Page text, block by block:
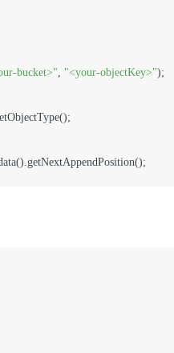
bucket>", "<your-objectKey>"